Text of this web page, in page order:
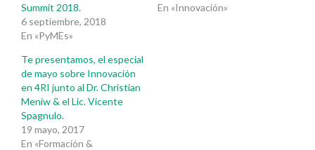
Summit 2018.
6 septiembre, 2018
En «PyMEs»
En «Innovación»
Te presentamos, el especial
de mayo sobre Innovación
en 4RI junto al Dr. Christian
Meniw & el Lic. Vicente
Spagnulo.
19 mayo, 2017
En «Formación &